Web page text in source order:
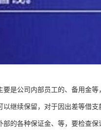
是公司内部员工的、备用金等
继续保留，对于因出差等借支
的各种保证金、等，要检查